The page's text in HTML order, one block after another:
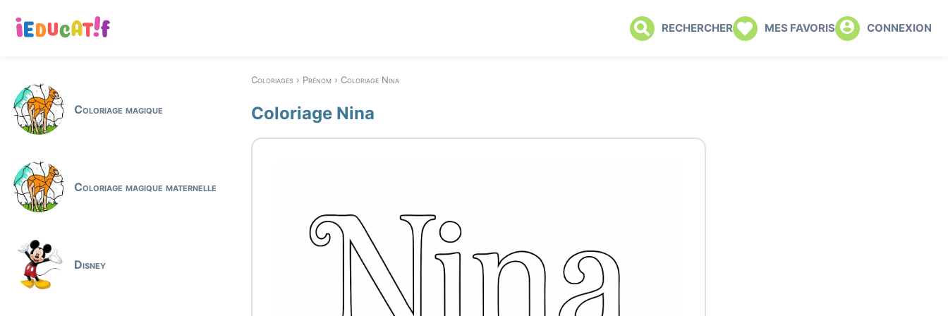
RECHERCHER MES FAVORIS CONNEXION
Coloriage magique
Coloriage magique maternelle
Disney
Coloriages Prénom Coloriage Nina
Coloriage Nina